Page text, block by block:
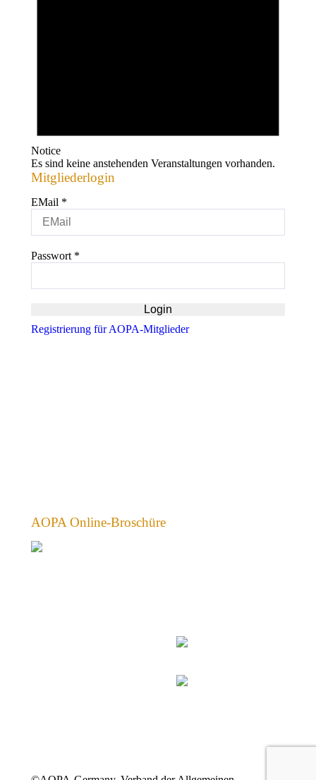
Notice
Es sind keine anstehenden Veranstaltungen vorhanden.
Mitgliederlogin
EMail *
Passwort *
Registrierung für AOPA-Mitglieder
AOPA Online-Broschüre